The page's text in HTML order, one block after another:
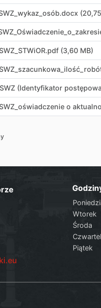
.docx
.pdf (3,60 MB)
(Identyfikator
o
Wtorek
Środa
Piątek